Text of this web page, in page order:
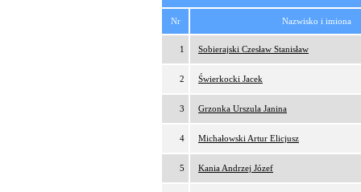
Nr Nazwisko i imiona
1 Sobierajski Czesław Stanisław
2 Świerkocki Jacek
3 Grzonka Urszula Janina
4 Michałowski Artur Elicjusz
5 Kania Andrzej Józef